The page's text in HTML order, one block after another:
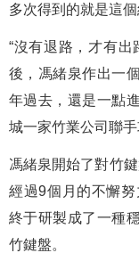
多次得到的就是這
“沒有退路，才有出
後，馮緒泉作出一
年過去，還是一點
城一家竹業公司聯手
馮緒泉開始了對竹鍵
經過9個月的不懈
終于研製成了一種
竹鍵盤。